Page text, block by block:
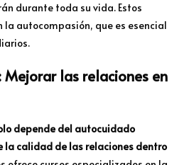
durante toda su vida. Estos
autocompasión, que es esencial
las relaciones en
depende del autocuidado
la calidad de las relaciones dentro